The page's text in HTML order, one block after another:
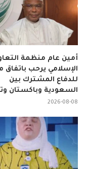
أمين عام منظمة
الإسلامي يرحب باتفاق
للدفاع المشترك بين
السعودية وباكستان
2026-08-08